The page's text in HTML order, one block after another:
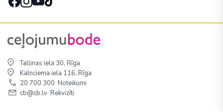
Tallinas iela 30, Rīga
Kalnciema iela 116, Rīga
20 700 300 Noteikumi
cb@cb.lv Rekvizīti